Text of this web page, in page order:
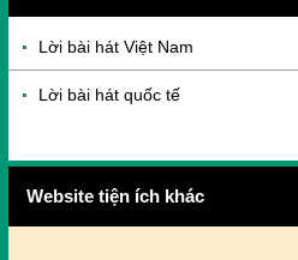
Lời bài hát Việt Nam
Lời bài hát quốc tế
Website tiện ích khác